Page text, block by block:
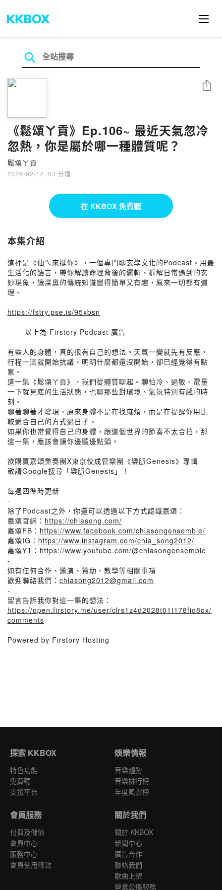
《鬆頌ㄚ貢》Ep.106~ 最近天氣忽冷
忽熱，你是屬於哪一種體質呢？
鬆頌ㄚ貢
2026-02-12 · 53 分鐘
分享
在 KKBOX 免費聽
本集介紹
這裡是《仙ㄟ來挺你》，一個專門聊玄學文化的Podcast。用最
生活化的語言，帶你解讀命理背後的邏輯、拆解日常遇到的玄
妙現象，讓深奧的傳統知識變得簡單又有趣，原來一切都有道
理。
https://fstry.pse.is/95xbsn
—— 以上為 Firstory Podcast 廣告 ——
有些人的身體，真的很有自己的想法。天氣一變就先有反應，
行程一滿就開始抗議，明明什麼都還沒開始，卻已經覺得有點
累。
這一集《鬆頌ㄚ貢》，我們從體質聊起。聊怕冷、過敏、電量
一下就見底的生活狀態，也聊那些對環境、氣氛特別有感的時
刻。
聊著聊著才發現，原來身體不是在找麻煩，而是在提醒你用比
較適合自己的方式過日子。
如果你也常覺得自己的身體，跟這個世界的節奏不太合拍，那
這一集，應該會讓你邊聽邊點頭。
欲購買嘉頌重奏團X東京佼成管樂團《樂脈Genesis》專輯
敬請Google搜尋「樂脈Genesis」！
每週四準時更新
-
除了Podcast之外，你還可以透過以下方式認識嘉頌：
嘉頌官網： https://chiasong.com/
嘉頌FB： https://www.facebook.com/chiasongensemble/
嘉頌IG： https://www.instagram.com/chia_song2012/
嘉頌YT： https://www.youtube.com/@chiasongensemble
-
如有任何合作、邀演、贊助、教學等相關事項
歡迎聯絡我們： chiasong2012@gmail.com
-
留言告訴我你對這一集的想法：
https://open.firstory.me/user/clrs1z4d2028t01t178fid8ox/
comments
Powered by Firstory Hosting
探索 KKBOX
特色功能
免費聽
支援平台
娛樂情報
音樂趨勢
音樂排行榜
年度風雲榜
會員服務
付費及儲值
會員中心
服務中心
會員使用條款
關於我們
關於 KKBOX
新聞中心
廣告合作
聯絡我們
歌曲上架
營業公播服務